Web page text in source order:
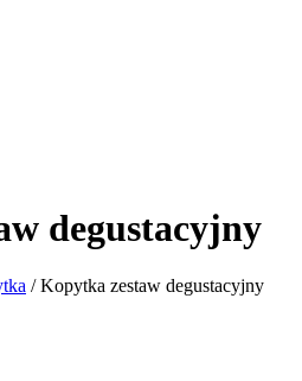
degustacyjny
/Kopytka zestaw degustacyjny